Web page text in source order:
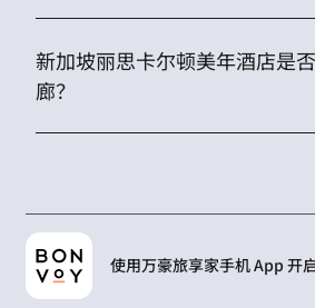
新加坡丽思卡尔顿美年酒店是
廊？
使用万豪旅享家手机 App 开